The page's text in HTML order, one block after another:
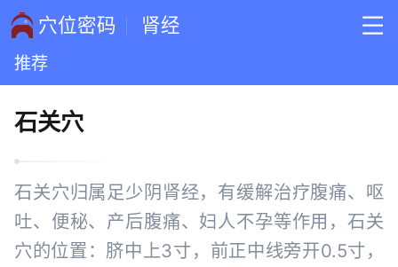
穴位密码 肾经
推荐
石关穴
石关穴归属足少阴肾经，有缓解治疗腹痛、呕
吐、便秘、产后腹痛、妇人不孕等作用，石关
穴的位置：脐中上3寸，前正中线旁开0.5寸，